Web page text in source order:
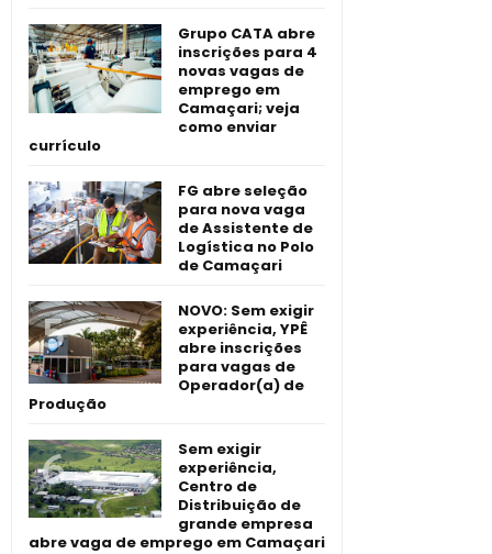
Grupo CATA abre
inscrições para 4
novas vagas de
emprego em
Camaçari; veja
como enviar
currículo
FG abre seleção
para nova vaga
de Assistente de
Logística no Polo
de Camaçari
NOVO: Sem exigir
experiência, YPÊ
abre inscrições
para vagas de
Operador(a) de
Produção
Sem exigir
experiência,
Centro de
Distribuição de
grande empresa
abre vaga de emprego em Camaçari